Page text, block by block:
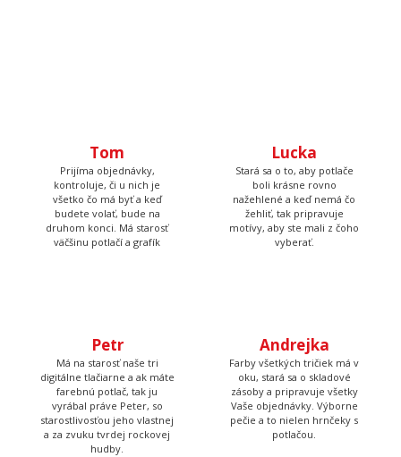
Tom
Prijíma objednávky,
kontroluje, či u nich je
všetko čo má byť a keď
budete volať, bude na
druhom konci. Má starosť
väčšinu potlačí a grafík
Lucka
Stará sa o to, aby potlače
boli krásne rovno
nažehlené a keď nemá čo
žehliť, tak pripravuje
motívy, aby ste mali z čoho
vyberať.
Petr
Má na starosť naše tri
digitálne tlačiarne a ak máte
farebnú potlač, tak ju
vyrábal práve Peter, so
starostlivosťou jeho vlastnej
a za zvuku tvrdej rockovej
hudby.
Andrejka
Farby všetkých tričiek má v
oku, stará sa o skladové
zásoby a pripravuje všetky
Vaše objednávky. Výborne
pečie a to nielen hrnčeky s
potlačou.